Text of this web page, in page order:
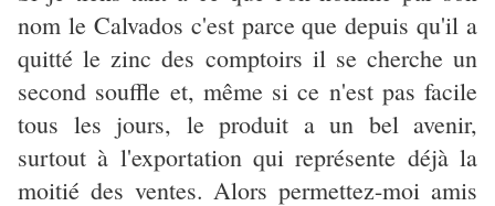
nom le Calvados c'est parce que depuis qu'il a
quitté le zinc des comptoirs il se cherche un
second souffle et, même si ce n'est pas facile
tous les jours, le produit a un bel avenir,
surtout à l'exportation qui représente déjà la
moitié des ventes. Alors permettez-moi amis